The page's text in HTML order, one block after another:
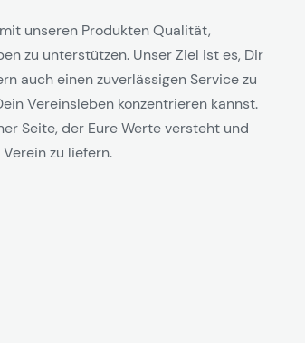
unseren Produkten Qualität,
zu unterstützen. Unser Ziel ist es, Dir
auch einen zuverlässigen Service zu
Vereinsleben konzentrieren kannst.
Seite, der Eure Werte versteht und
zu liefern.